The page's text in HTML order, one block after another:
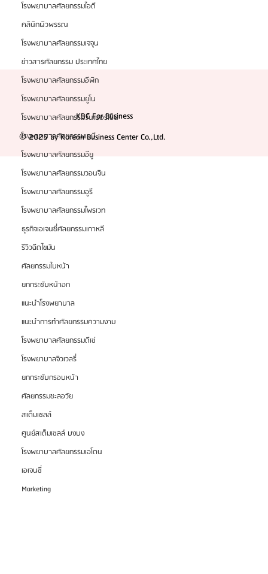
โรงพยาบาลศัลยกรรมไอดี
คลินิกผิวพรรณ
โรงพยาบาลศัลยกรรมเจจุน
ข่าวสารศัลยกรรม ประเทศไทย
โรงพยาบาลศัลยกรรมอีพิก
โรงพยาบาลศัลยกรรมยูโน
โรงพยาบาลศัลยกรรมวันเปอร์เซ็น
โรงพยาบาลศัลยกรรมเอบี
โรงพยาบาลศัลยกรรมอียู
โรงพยาบาลศัลยกรรมวอนจิน
โรงพยาบาลศัลยกรรมอูรี
โรงพยาบาลศัลยกรรมไพรเวท
ธุรกิจเอเจนซี่ศัลยกรรมเกาหลี
รีวิวฉีดไขมัน
ศัลยกรรมใบหน้า
ยกกระชับหน้าอก
แนะนำโรงพยาบาล
แนะนำการทำศัลยกรรมความงาม
โรงพยาบาลศัลยกรรมดีเซ่
โรงพยาบาลจิวเวลรี่
ยกกระชับกรอบหน้า
ศัลยกรรมชะลอวัย
สเต็มเซลล์
ศูนย์สเต็มเซลล์ บงบง
โรงพยาบาลศัลยกรรมเอโตน
เอเจนซี่
Marketing
KBC For Business
© 2025 by Korean Business Center Co.,Ltd.